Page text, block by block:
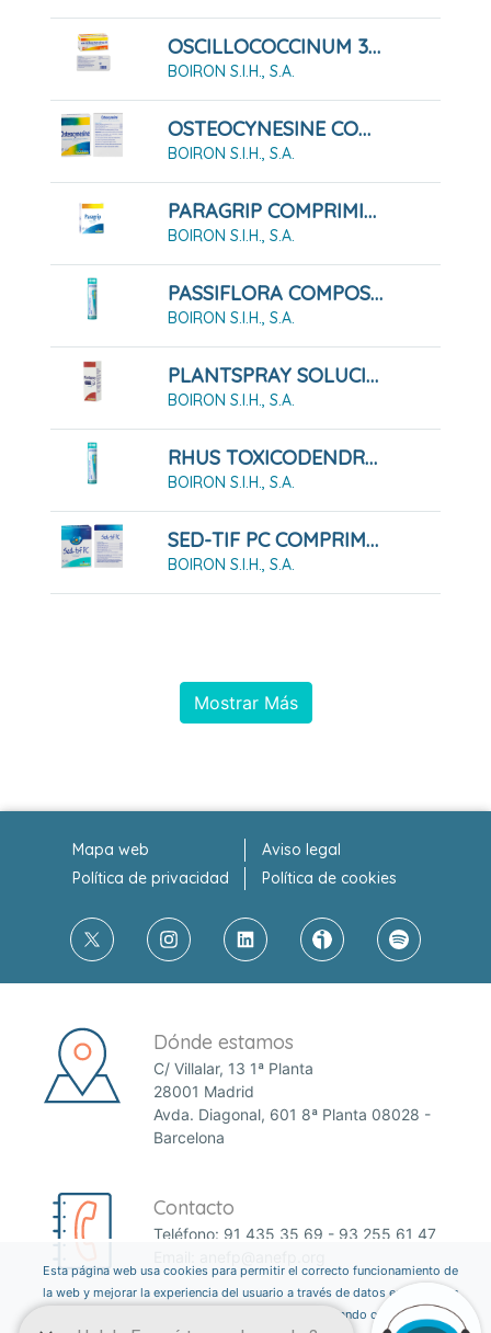
OSCILLOCOCCINUM 30 ENVASES UNIDOSIS PARA GLÓBULOS
BOIRON S.I.H., S.A.
OSTEOCYNESINE COMPRIMIDOS BUCODISPERSABLES, 60 COMPRIMIDOS
BOIRON S.I.H., S.A.
PARAGRIP COMPRIMIDOS, 60 COMPRIMIDOS
BOIRON S.I.H., S.A.
PASSIFLORA COMPOSE GLOBULOS BOIRON
BOIRON S.I.H., S.A.
PLANTSPRAY SOLUCIÓN PARA PULVERIZACIÓN BUCAL, 20 ML
BOIRON S.I.H., S.A.
RHUS TOXICODENDRON COMPOSE GLOBULOS BOIRON
BOIRON S.I.H., S.A.
SED-TIF PC COMPRIMIDOS
BOIRON S.I.H., S.A.
Mostrar Más
Mapa web
Aviso legal
Política de privacidad
Política de cookies
Dónde estamos
C/ Villalar, 13 1ª Planta
28001 Madrid
Avda. Diagonal, 601 8ª Planta 08028 -
Barcelona
Contacto
Teléfono: 91 435 35 69 - 93 255 61 47
Esta página web usa cookies para permitir el correcto funcionamiento de
la web y mejorar la experiencia del usuario a través de datos estadísticos.
Puedes informarte sobre qué cookies estamos utilizando o desactivarlas